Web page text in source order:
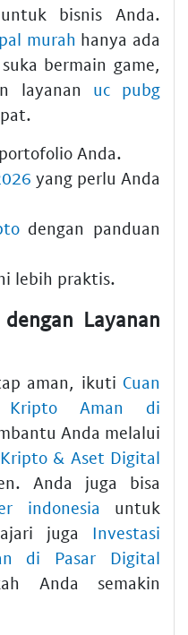
bisnis Anda.
murah hanya ada
bermain game,
layanan uc pubg
Anda.
yang perlu Anda
dengan panduan
lebih praktis.
Layanan
aman, ikuti Cuan
Aman di
Anda melalui
Kripto & Aset Digital
Anda juga bisa
indonesia untuk
juga Investasi
di Pasar Digital
Anda semakin